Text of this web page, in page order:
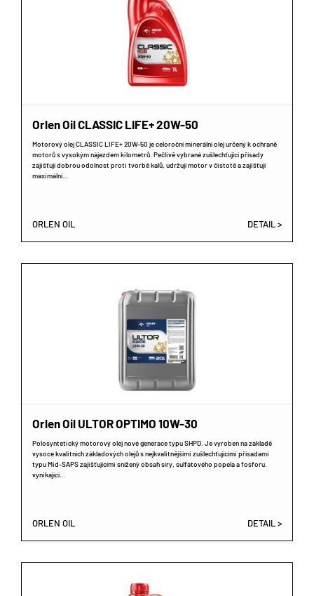
Orlen Oil CLASSIC LIFE+ 20W-50
Motorový olej CLASSIC LIFE+ 20W-50 je celoroční minerální olej určený k ochraně
motorů s vysokým nájezdem kilometrů. Pečlivě vybrané zušlechťující přísady
zajišťují dobrou odolnost proti tvorbě kalů, udržují motor v čistotě a zajišťují
maximální…
ORLEN OIL DETAIL >
Orlen Oil ULTOR OPTIMO 10W-30
Polosyntetický motorový olej nové generace typu SHPD. Je vyroben na základě
vysoce kvalitních základových olejů s nejkvalitnějšími zušlechťujícími přísadami
typu Mid-SAPS zajišťujícími snížený obsah síry, sulfátového popela a fosforu.
vynikající…
ORLEN OIL DETAIL >